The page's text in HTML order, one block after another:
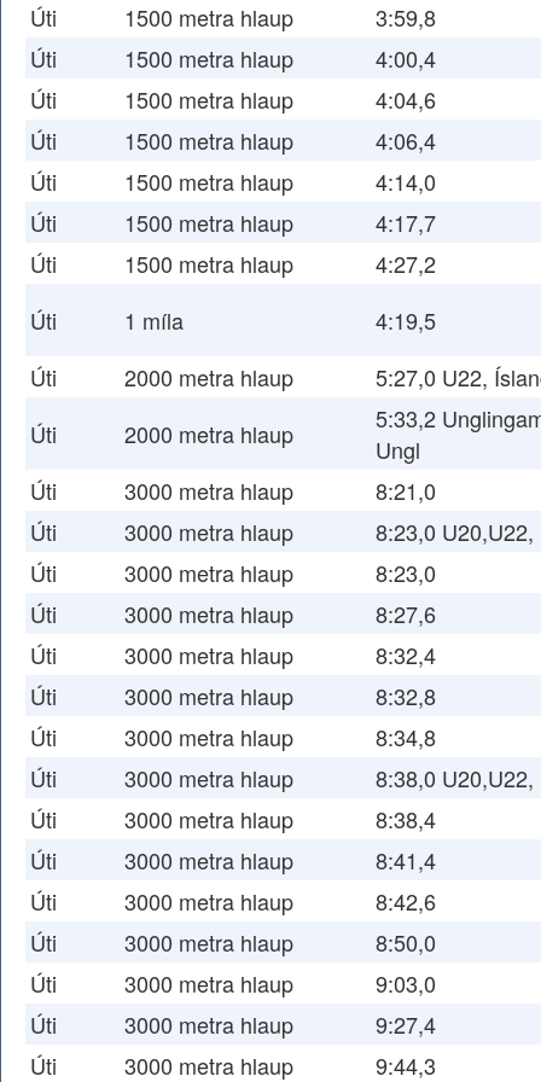
Úti
1500 metra hlaup
3:59,8
Úti
1500 metra hlaup
4:00,4
Úti
1500 metra hlaup
4:04,6
Úti
1500 metra hlaup
4:06,4
Úti
1500 metra hlaup
4:14,0
Úti
1500 metra hlaup
4:17,7
Úti
1500 metra hlaup
4:27,2
Úti
1 míla
4:19,5
Úti
2000 metra hlaup
5:27,0 U22,
Úti
2000 metra hlaup
5:33,2
Ungl
Úti
3000 metra hlaup
8:21,0
Úti
3000 metra hlaup
8:23,0
Úti
3000 metra hlaup
8:23,0
Úti
3000 metra hlaup
8:27,6
Úti
3000 metra hlaup
8:32,4
Úti
3000 metra hlaup
8:32,8
Úti
3000 metra hlaup
8:34,8
Úti
3000 metra hlaup
8:38,0
Úti
3000 metra hlaup
8:38,4
Úti
3000 metra hlaup
8:41,4
Úti
3000 metra hlaup
8:42,6
Úti
3000 metra hlaup
8:50,0
Úti
3000 metra hlaup
9:03,0
Úti
3000 metra hlaup
9:27,4
Úti
3000 metra hlaup
9:44,3